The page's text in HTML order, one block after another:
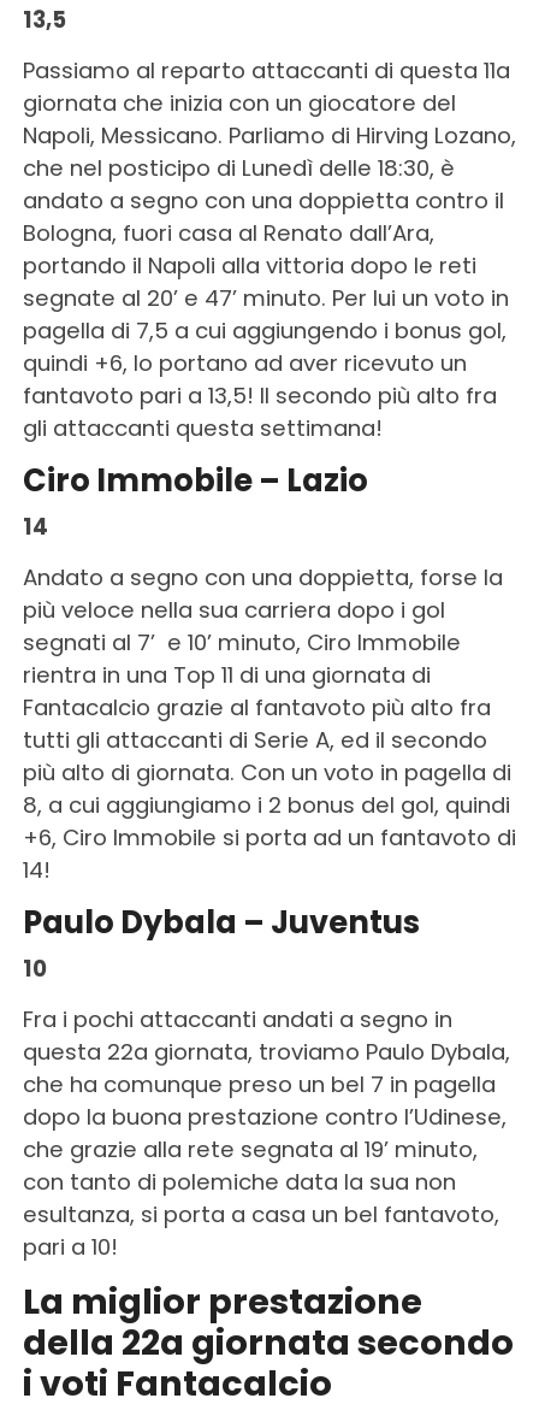
13,5
Passiamo al reparto attaccanti di questa 11a
giornata che inizia con un giocatore del
Napoli, Messicano. Parliamo di Hirving Lozano,
che nel posticipo di Lunedì delle 18:30, è
andato a segno con una doppietta contro il
Bologna, fuori casa al Renato dall’Ara,
portando il Napoli alla vittoria dopo le reti
segnate al 20’ e 47’ minuto. Per lui un voto in
pagella di 7,5 a cui aggiungendo i bonus gol,
quindi +6, lo portano ad aver ricevuto un
fantavoto pari a 13,5! Il secondo più alto fra
gli attaccanti questa settimana!
Ciro Immobile – Lazio
14
Andato a segno con una doppietta, forse la
più veloce nella sua carriera dopo i gol
segnati al 7’ e 10’ minuto, Ciro Immobile
rientra in una Top 11 di una giornata di
Fantacalcio grazie al fantavoto più alto fra
tutti gli attaccanti di Serie A, ed il secondo
più alto di giornata. Con un voto in pagella di
8, a cui aggiungiamo i 2 bonus del gol, quindi
+6, Ciro Immobile si porta ad un fantavoto di
14!
Paulo Dybala – Juventus
10
Fra i pochi attaccanti andati a segno in
questa 22a giornata, troviamo Paulo Dybala,
che ha comunque preso un bel 7 in pagella
dopo la buona prestazione contro l’Udinese,
che grazie alla rete segnata al 19’ minuto,
con tanto di polemiche data la sua non
esultanza, si porta a casa un bel fantavoto,
pari a 10!
La miglior prestazione
della 22a giornata secondo
i voti Fantacalcio